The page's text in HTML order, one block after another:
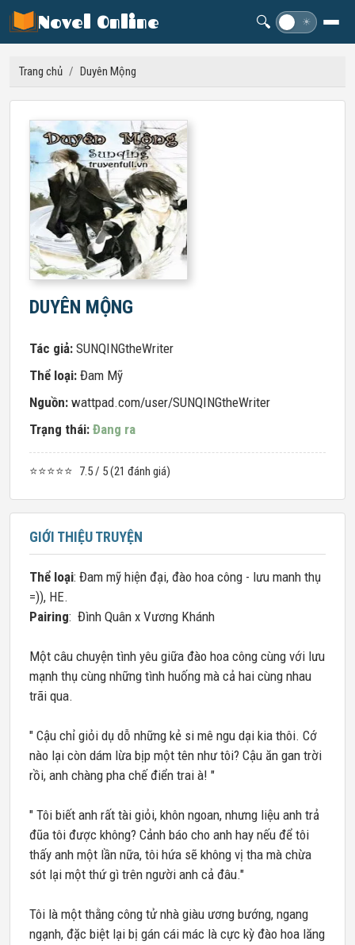
Novel Online 🔍 ☀
Trang chủ / Duyên Mộng
DUYÊN MỘNG
Tác giả: SUNQINGtheWriter
Thể loại: Đam Mỹ
Nguồn: wattpad.com/user/SUNQINGtheWriter
Trạng thái: Đang ra
⭐⭐⭐⭐⭐ 7.5 / 5 (21 đánh giá)
GIỚI THIỆU TRUYỆN
Thể loại: Đam mỹ hiện đại, đào hoa công - lưu manh thụ
=)), HE.
Pairing: Đình Quân x Vương Khánh
Một câu chuyện tình yêu giữa đào hoa công cùng với lưu
mạnh thụ cùng những tình huống mà cả hai cùng nhau
trãi qua.
" Cậu chỉ giỏi dụ dỗ những kẻ si mê ngu dại kia thôi. Cớ
nào lại còn dám lừa bịp một tên như tôi? Cậu ăn gan trời
rồi, anh chàng pha chế điển trai à! "
" Tôi biết anh rất tài giỏi, khôn ngoan, nhưng liệu anh trả
đũa tôi được không? Cảnh báo cho anh hay nếu để tôi
thấy anh một lần nữa, tôi hứa sẽ không vị tha mà chừa
sót lại một thứ gì trên người anh cả đâu."
Tôi là một thằng công tử nhà giàu ương bướng, ngang
ngạnh, đặc biệt lại bị gán cái mác là cực kỳ đào hoa lăng